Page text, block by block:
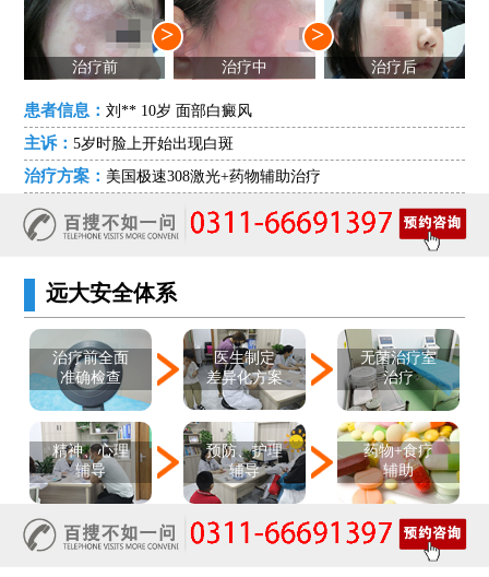
治疗前
>
治疗中
>
治疗后
患者信息：刘** 10岁 面部白癜风
主诉：5岁时脸上开始出现白斑
治疗方案： 美国极速308激光+药物辅助治疗
远大安全体系
治疗前全面
准确检查
医生制定
差异化方案
无菌治疗室
治疗
精神、心理
辅导
预防、护理
辅导
药物+食疗
辅助